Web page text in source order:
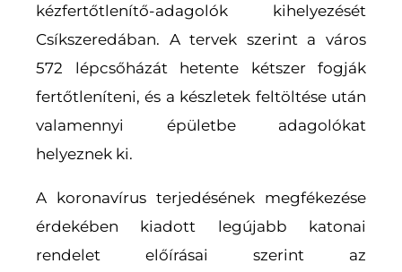
kézfertőtlenítő-adagolók kihelyezését
Csíkszeredában. A tervek szerint a város
572 lépcsőházát hetente kétszer fogják
fertőtleníteni, és a készletek feltöltése után
valamennyi épületbe adagolókat
helyeznek ki.
A koronavírus terjedésének megfékezése
érdekében kiadott legújabb katonai
rendelet előírásai szerint az